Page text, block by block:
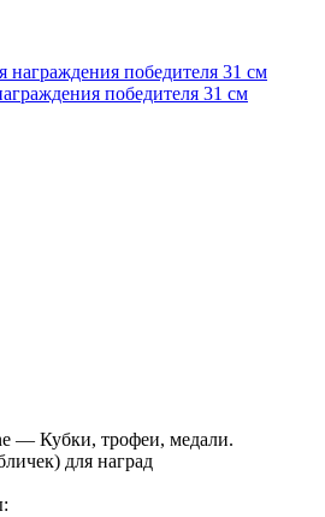
победителя 31 см
— Кубки, трофеи, медали.
для наград